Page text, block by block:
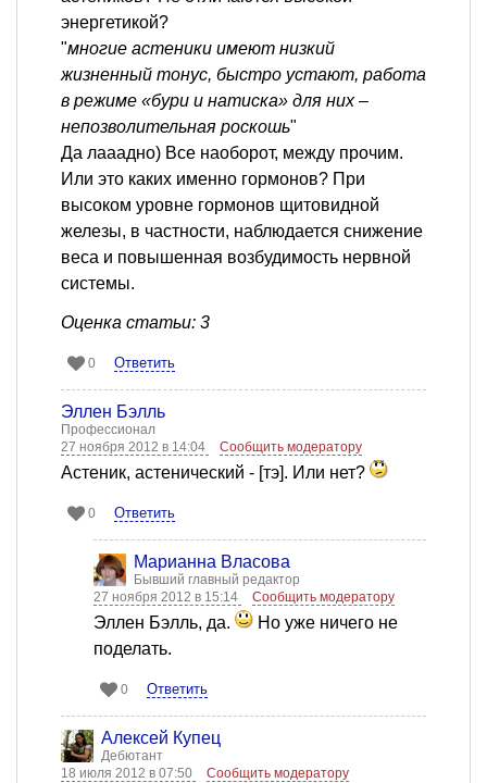
энергетикой?
"многие астеники имеют низкий
жизненный тонус, быстро устают, работа
в режиме «бури и натиска» для них –
непозволительная роскошь"
Да лааадно) Все наоборот, между прочим.
Или это каких именно гормонов? При
высоком уровне гормонов щитовидной
железы, в частности, наблюдается снижение
веса и повышенная возбудимость нервной
системы.
Оценка статьи: 3
0 Ответить
Эллен Бэлль
Профессионал
27 ноября 2012 в 14:04
Сообщить модератору
Астеник, астенический - [тэ]. Или нет?
0 Ответить
Марианна Власова
Бывший главный редактор
27 ноября 2012 в 15:14
Сообщить модератору
Эллен Бэлль, да.
Но уже ничего не
поделать.
0 Ответить
Алексей Купец
Дебютант
18 июля 2012 в 07:50
Сообщить модератору